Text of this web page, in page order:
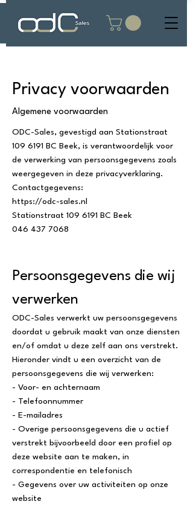
Privacy voorwaarden
Algemene voorwaarden
ODC-Sales, gevestigd aan Stationstraat
109 6191 BC Beek, is verantwoordelijk voor
de verwerking van persoonsgegevens zoals
weergegeven in deze privacyverklaring.
Contactgegevens:
https://odc-sales.nl
Stationstraat 109 6191 BC Beek
046 437 7068
Persoonsgegevens die wij
verwerken
ODC-Sales verwerkt uw persoonsgegevens
doordat u gebruik maakt van onze diensten
en/of omdat u deze zelf aan ons verstrekt.
Hieronder vindt u een overzicht van de
persoonsgegevens die wij verwerken:
- Voor- en achternaam
- Telefoonnummer
- E-mailadres
- Overige persoonsgegevens die u actief
verstrekt bijvoorbeeld door een profiel op
deze website aan te maken, in
correspondentie en telefonisch
- Gegevens over uw activiteiten op onze
website